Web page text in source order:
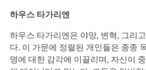
하우스 타가리엔
하우스 타가리엔은 야망, 변혁, 그리
다. 이 가문에 정렬된 개인들은 종종
명에 대한 감각에 이끌리며, 자신이